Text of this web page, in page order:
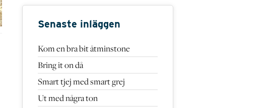
Senaste inläggen
Kom en bra bit åtminstone
Bring it on då
Smart tjej med smart grej
Ut med några ton